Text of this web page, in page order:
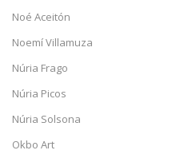
Noé Aceitón
Noemí Villamuza
Núria Frago
Núria Picos
Núria Solsona
Okbo Art